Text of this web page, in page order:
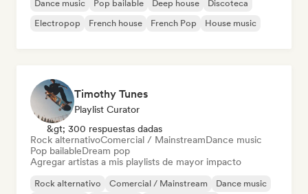
Dance music Pop bailable Deep house
Discoteca
Electropop
French house French Pop House music
Timothy Tunes
Playlist Curator
&gt; 300 respuestas dadas
Rock alternativoComercial / MainstreamDance music
Pop bailableDream pop
Agregar artistas a mis playlists de mayor impacto
Rock alternativo Comercial / Mainstream
Dance music